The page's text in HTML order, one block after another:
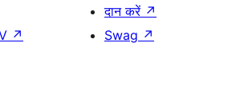
↗
दान करें ↗
Swag ↗